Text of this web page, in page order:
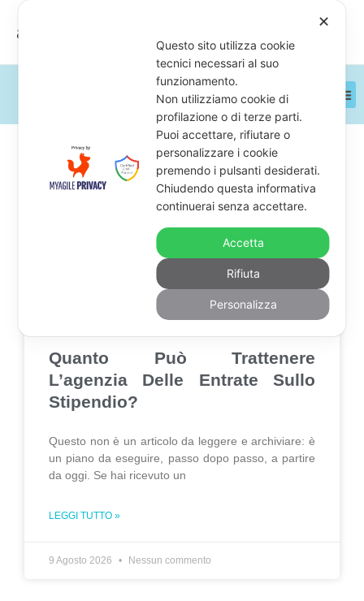
avvocaticartellesattoriali
Main
CANCELLAZIONE DEBITI
Quanto Può Trattenere
L’agenzia Delle Entrate Sullo
Stipendio?
Questo non è un articolo da leggere e archiviare: è
un piano da eseguire, passo dopo passo, a partire
da oggi. Se hai ricevuto un
LEGGI TUTTO »
9 Agosto 2026 Nessun commento
PaginaPagina
Pagina Pagina
✕
Questo sito utilizza cookie
tecnici necessari al suo
funzionamento.
Non utilizziamo cookie di
profilazione o di terze parti.
Puoi accettare, rifiutare o
personalizzare i cookie
premendo i pulsanti desiderati.
Chiudendo questa informativa
continuerai senza accettare.
Accetta
Rifiuta
Personalizza